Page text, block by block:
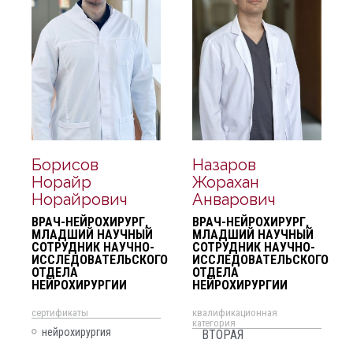
Борисов
Норайр
Норайрович
ВРАЧ-НЕЙРОХИРУРГ,
МЛАДШИЙ НАУЧНЫЙ
СОТРУДНИК НАУЧНО-
ИССЛЕДОВАТЕЛЬСКОГО
ОТДЕЛА
НЕЙРОХИРУРГИИ
cертификаты
нейрохирургия
Назаров
Жорахан
Анварович
ВРАЧ-НЕЙРОХИРУРГ,
МЛАДШИЙ НАУЧНЫЙ
СОТРУДНИК НАУЧНО-
ИССЛЕДОВАТЕЛЬСКОГО
ОТДЕЛА
НЕЙРОХИРУРГИИ
квалификационная
категория
ВТОРАЯ